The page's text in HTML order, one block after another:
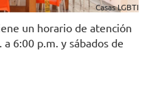
Casas LGBTI
un horario de atención
6:00 p.m. y sábados de